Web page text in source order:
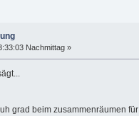
Nachmittag »
grad beim zusammenräumen